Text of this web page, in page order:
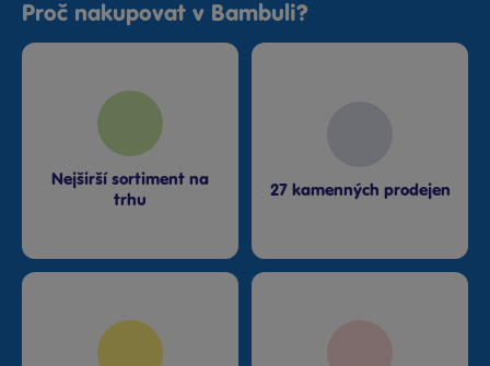
Proč nakupovat v Bambuli?
Nejširší sortiment na
trhu
27 kamenných prodejen